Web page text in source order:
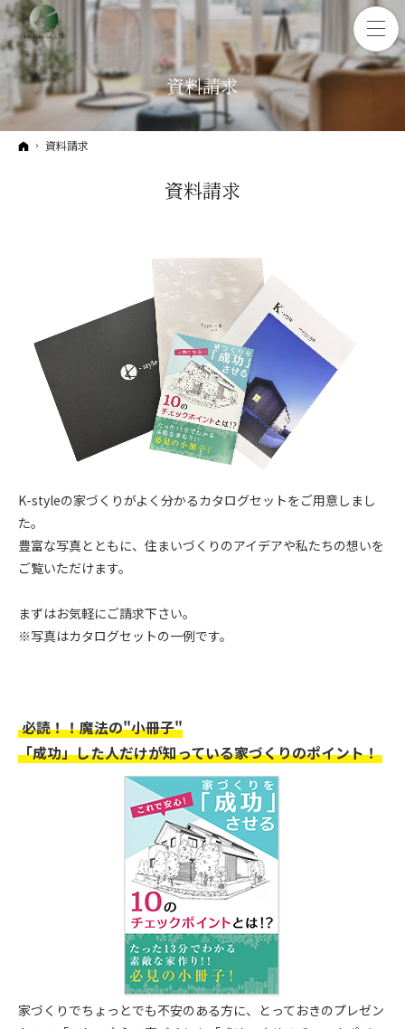
資料請求
ホーム
資料請求
資料請求
K-styleの家づくりがよく分かるカタログセットをご用意しまし
た。
豊富な写真とともに、住まいづくりのアイデアや私たちの想いを
ご覧いただけます。
まずはお気軽にご請求下さい。
※写真はカタログセットの一例です。
必読！！魔法の"小冊子"
「成功」した人だけが知っている家づくりのポイント！
家づくりでちょっとでも不安のある方に、とっておきのプレゼン